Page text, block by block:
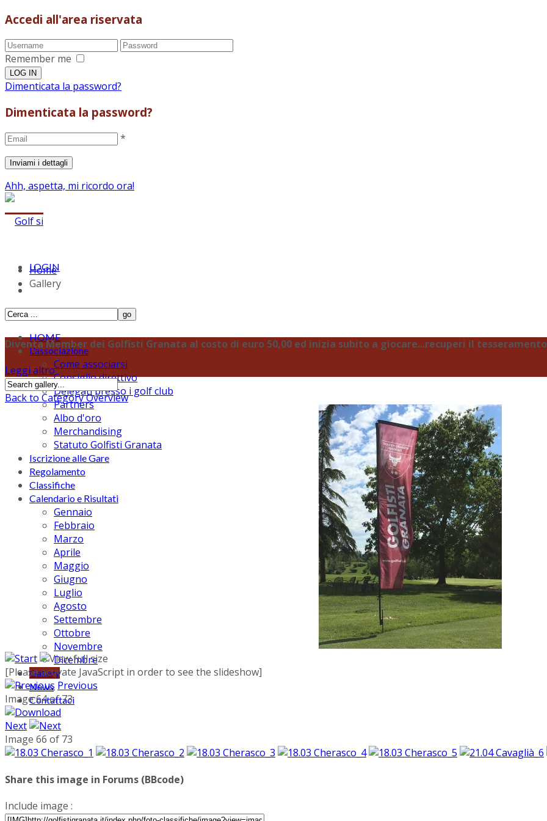
Accedi all'area riservata
Remember me
Dimenticata la password?
Dimenticata la password?
*
Ahh, aspetta, mi ricordo ora!
LOGIN
HOME
L'associazione
Come associarsi
Consiglio direttivo
Delegati presso i golf club
Partners
Albo d'oro
Merchandising
Statuto Golfisti Granata
Iscrizione alle Gare
Regolamento
Classifiche
Calendario e Risultati
Gennaio
Febbraio
Marzo
Aprile
Maggio
Giugno
Luglio
Agosto
Settembre
Ottobre
Novembre
Dicembre
Gallery
News
Contattaci
Home
Gallery
Diventa Member dei Golfisti Granata al costo di euro 50,00 ed inizia subito a giocare...recuperi il
Leggi altro
Back to Category Overview
[Please activate JavaScript in order to see the slideshow]
Previous
Image 64 of 73
Next
Image 66 of 73
Share this image in Forums (BBcode)
Include image :